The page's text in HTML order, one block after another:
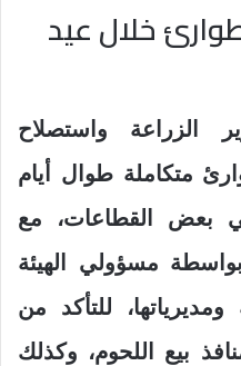
خلال عيد
الزراعة واستصلاح
متكاملة طوال أيام
في بعض القطاعات، مع
مسؤولي الهيئة
للتأكد من
بيع اللحوم، وكذلك